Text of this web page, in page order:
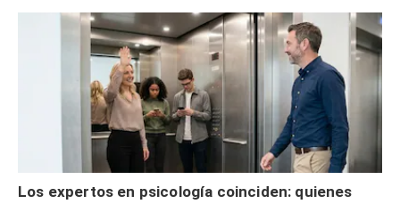
Los expertos en psicología coinciden: quienes